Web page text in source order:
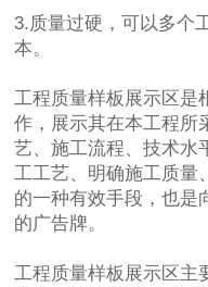
3.质量过硬，可以多个
本。
工程质量样板展示区是
作，展示其在本工程所
艺、施工流程、技术水
工工艺、明确施工质量
的一种有效手段，也是
的广告牌。
工程质量样板展示区主